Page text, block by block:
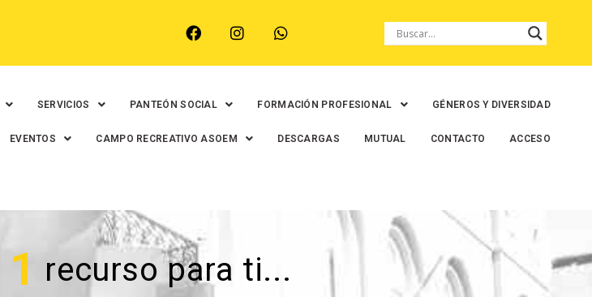
SERVICIOS PANTEÓN SOCIAL FORMACIÓN PROFESIONAL GÉNEROS Y DIVERSIDAD
EVENTOS CAMPO RECREATIVO ASOEM DESCARGAS MUTUAL CONTACTO ACCESO
1 recurso para ti...